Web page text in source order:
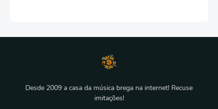
Desde 2009 a casa da música brega na internet! Recuse
imitações!